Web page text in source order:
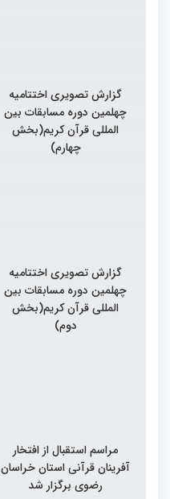
گزارش تصویری اختتامیه
چهلمین دوره مسابقات بین
المللی قرآن کریم(بخش
چهارم)
گزارش تصویری اختتامیه
چهلمین دوره مسابقات بین
المللی قرآن کریم(بخش
دوم)
مراسم استقبال از افتخار
آفرینان قرآنی استان خراسان
رضوی برگزار شد